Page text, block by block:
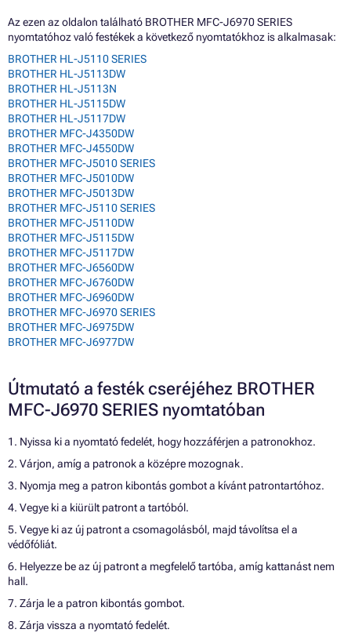
Az ezen az oldalon található BROTHER MFC-J6970 SERIES
nyomtatóhoz való festékek a következő nyomtatókhoz is alkalmasak:
BROTHER HL-J5110 SERIES
BROTHER HL-J5113DW
BROTHER HL-J5113N
BROTHER HL-J5115DW
BROTHER HL-J5117DW
BROTHER MFC-J4350DW
BROTHER MFC-J4550DW
BROTHER MFC-J5010 SERIES
BROTHER MFC-J5010DW
BROTHER MFC-J5013DW
BROTHER MFC-J5110 SERIES
BROTHER MFC-J5110DW
BROTHER MFC-J5115DW
BROTHER MFC-J5117DW
BROTHER MFC-J6560DW
BROTHER MFC-J6760DW
BROTHER MFC-J6960DW
BROTHER MFC-J6970 SERIES
BROTHER MFC-J6975DW
BROTHER MFC-J6977DW
Útmutató a festék cseréjéhez BROTHER
MFC-J6970 SERIES nyomtatóban
1. Nyissa ki a nyomtató fedelét, hogy hozzáférjen a patronokhoz.
2. Várjon, amíg a patronok a középre mozognak.
3. Nyomja meg a patron kibontás gombot a kívánt patrontartóhoz.
4. Vegye ki a kiürült patront a tartóból.
5. Vegye ki az új patront a csomagolásból, majd távolítsa el a
védőfóliát.
6. Helyezze be az új patront a megfelelő tartóba, amíg kattanást nem
hall.
7. Zárja le a patron kibontás gombot.
8. Zárja vissza a nyomtató fedelét.